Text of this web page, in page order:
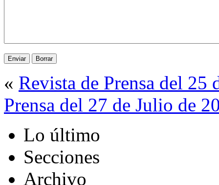
« Revista de Prensa del 25
Prensa del 27 de Julio de
Lo último
Secciones
Archivo